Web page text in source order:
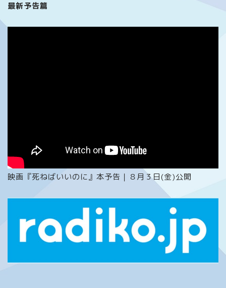
最新予告篇
映画『死ねばいいのに』本予告｜８月３日(金)公開